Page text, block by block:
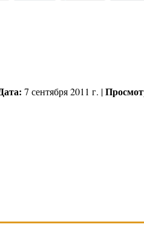
7 сентября 2011 г. |